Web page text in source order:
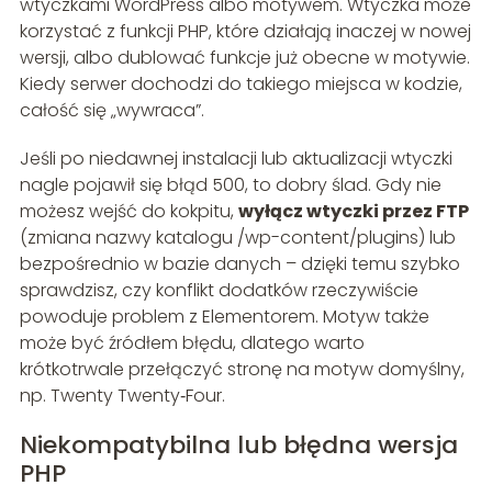
wtyczkami WordPress albo motywem. Wtyczka może
korzystać z funkcji PHP, które działają inaczej w nowej
wersji, albo dublować funkcje już obecne w motywie.
Kiedy serwer dochodzi do takiego miejsca w kodzie,
całość się „wywraca”.
Jeśli po niedawnej instalacji lub aktualizacji wtyczki
nagle pojawił się błąd 500, to dobry ślad. Gdy nie
możesz wejść do kokpitu, wyłącz wtyczki przez FTP
(zmiana nazwy katalogu /wp-content/plugins) lub
bezpośrednio w bazie danych – dzięki temu szybko
sprawdzisz, czy konflikt dodatków rzeczywiście
powoduje problem z Elementorem. Motyw także
może być źródłem błędu, dlatego warto
krótkotrwale przełączyć stronę na motyw domyślny,
np. Twenty Twenty‑Four.
Niekompatybilna lub błędna wersja
PHP